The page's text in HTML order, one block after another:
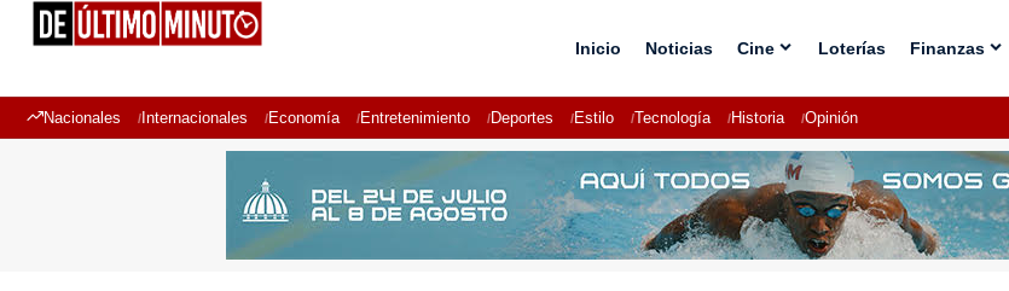
Inicio Noticias Cine Loterías Finanzas
Nacionales Internacionales Economía Entretenimiento Deportes Estilo Tecnología Historia Opinión